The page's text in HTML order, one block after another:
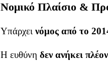
Νομικό Πλαίσιο &
Υπάρχει νόμος από το
Η ευθύνη δεν ανήκει